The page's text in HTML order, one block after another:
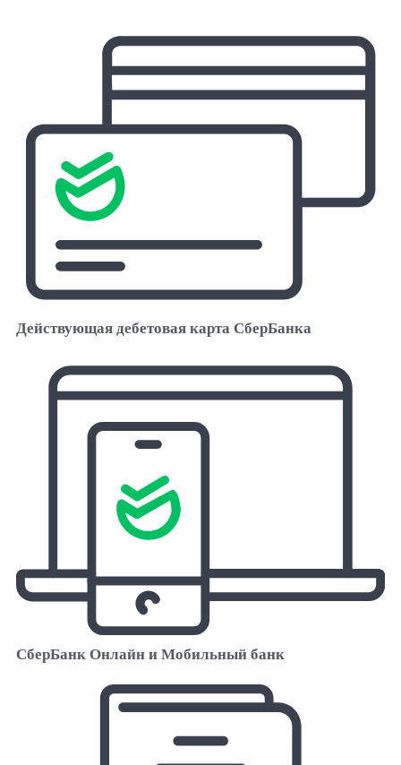
Действующая дебетовая карта СберБанка
СберБанк Онлайн и Мобильный банк